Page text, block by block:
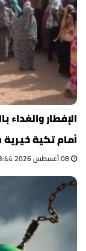
الإفطار
أمام تكية